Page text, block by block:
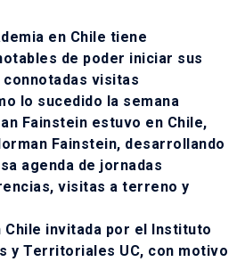
en Chile tiene
de poder iniciar sus
visitas
lo sucedido la semana
Fainstein estuvo en Chile,
Fainstein, desarrollando
agenda de jornadas
visitas a terreno y
Chile invitada por el Instituto
y Territoriales UC, con motivo